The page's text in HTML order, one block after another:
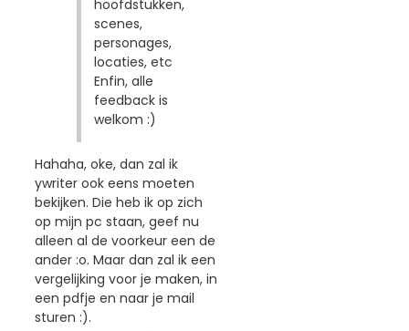
hoofdstukken,
scenes,
personages,
locaties, etc
Enfin, alle
feedback is
welkom :)
Hahaha, oke, dan zal ik
ywriter ook eens moeten
bekijken. Die heb ik op zich
op mijn pc staan, geef nu
alleen al de voorkeur een de
ander :o. Maar dan zal ik een
vergelijking voor je maken, in
een pdfje en naar je mail
sturen :).